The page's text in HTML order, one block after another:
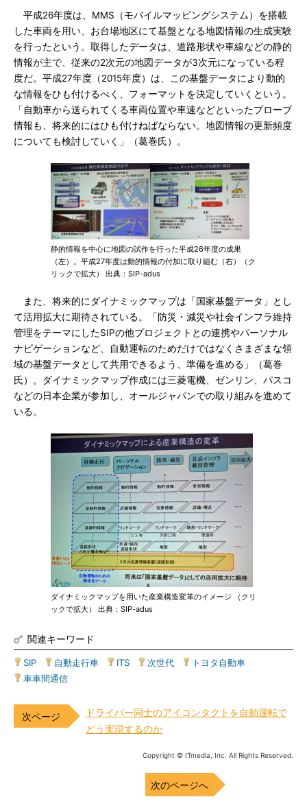
平成26年度は、MMS（モバイルマッピングシステム）を搭載
した車両を用い、お台場地区にて基盤となる地図情報の生成実験
を行ったという。取得したデータは、道路形状や車線などの静的
情報が主で、従来の2次元の地図データが3次元になっている程
度だ。平成27年度（2015年度）は、この基盤データにより動的
な情報をひも付けるべく、フォーマットを決定していくという。
「自動車から送られてくる車両位置や車速などといったプローブ
情報も、将来的にはひも付けねばならない。地図情報の更新頻度
についても検討していく」（葛巻氏）。
静的情報を中心に地図の試作を行った平成26年度の成果
（左）。平成27年度は動的情報の付加に取り組む（右）（ク
リックで拡大） 出典：SIP-adus
また、将来的にダイナミックマップは「国家基盤データ」とし
て活用拡大に期待されている。「防災・減災や社会インフラ維持
管理をテーマにしたSIPの他プロジェクトとの連携やパーソナル
ナビゲーションなど、自動運転のためだけではなくさまざまな領
域の基盤データとして共用できるよう、準備を進める」（葛巻
氏）。ダイナミックマップ作成には三菱電機、ゼンリン、パスコ
などの日本企業が参加し、オールジャパンでの取り組みを進めて
いる。
ダイナミックマップを用いた産業構造変革のイメージ （クリ
ックで拡大） 出典：SIP-adus
関連キーワード
SIP 自動走行車 ITS 次世代 トヨタ自動車
車車間通信
ドライバー同士のアイコンタクトを自動運転で
どう実現するのか
Copyright © ITmedia, Inc. All Rights Reserved.
次のページへ